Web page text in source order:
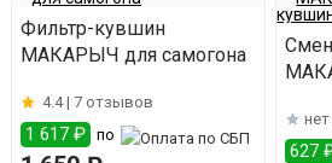
Фильтр-кувшин
МАКАРЫЧ для самогона
4.4 | 7 отзывов
1 617 ₽ по
627